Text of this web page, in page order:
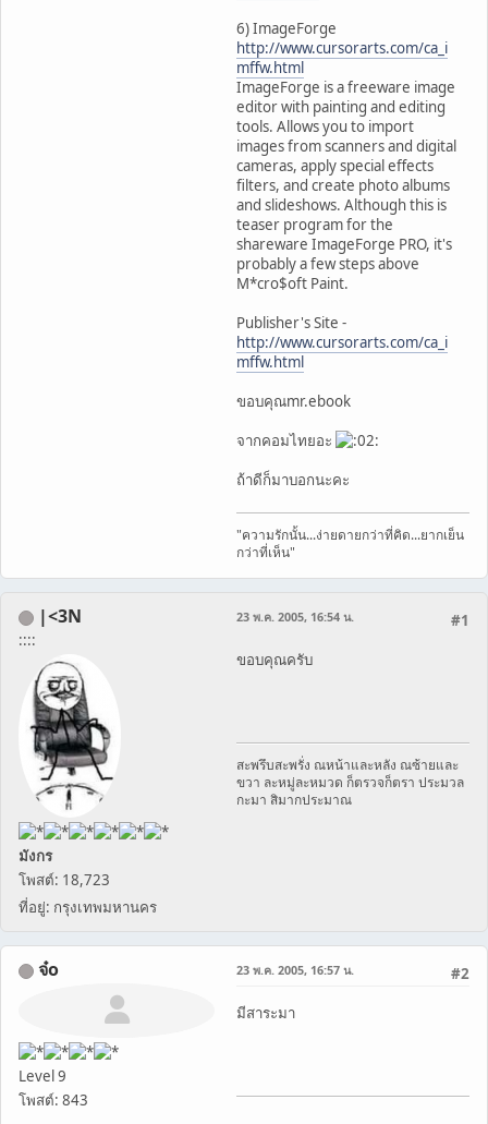
6) ImageForge
http://www.cursorarts.com/ca_i
mffw.html
ImageForge is a freeware image
editor with painting and editing
tools. Allows you to import
images from scanners and digital
cameras, apply special effects
filters, and create photo albums
and slideshows. Although this is
teaser program for the
shareware ImageForge PRO, it's
probably a few steps above
M*cro$oft Paint.
Publisher's Site -
http://www.cursorarts.com/ca_i
mffw.html
ขอบคุณmr.ebook
จากคอมไทยอะ
ถ้าดีก็มาบอกนะคะ
"ความรักนั้น...ง่ายดายกว่าที่คิด...ยากเย็น
กว่าที่เห็น"
|<3N
::::
มังกร
โพสต์: 18,723
ที่อยู่: กรุงเทพมหานคร
#1
23 พ.ค. 2005, 16:54 น.
ขอบคุณครับ
สะพรึบสะพรั่ง ณหน้าและหลัง ณซ้ายและ
ขวา ละหมู่ละหมวด ก็ตรวจก็ตรา ประมวล
กะมา สิมากประมาณ
จ๋o
Level 9
โพสต์: 843
#2
23 พ.ค. 2005, 16:57 น.
มีสาระมา